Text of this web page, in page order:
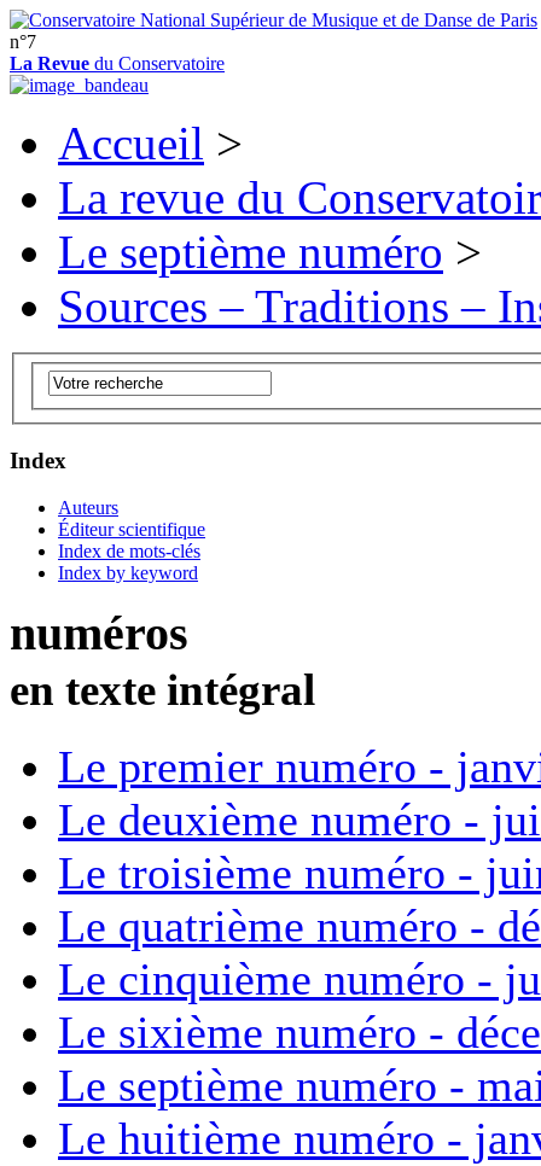
n°7
La Revue du Conservatoire
Accueil >
La revue du
Le septième numéro >
Sources – Traditions –
Index
Auteurs
Éditeur scientifique
Index de mots-clés
Index by keyword
numéros
en texte intégral
Le premier numéro -
Le deuxième numéro -
Le troisième numéro -
Le quatrième numéro -
Le cinquième numéro -
Le sixième numéro -
Le septième numéro -
Le huitième numéro -